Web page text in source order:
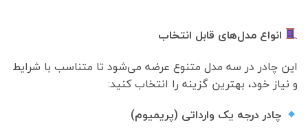
انواع مدل‌های قابل انتخاب
این چادر در سه مدل متنوع عرضه می‌شود تا متناسب با شرایط
و نیاز خود، بهترین گزینه را انتخاب کنید:
چادر درجه یک وارداتی (پریمیوم)